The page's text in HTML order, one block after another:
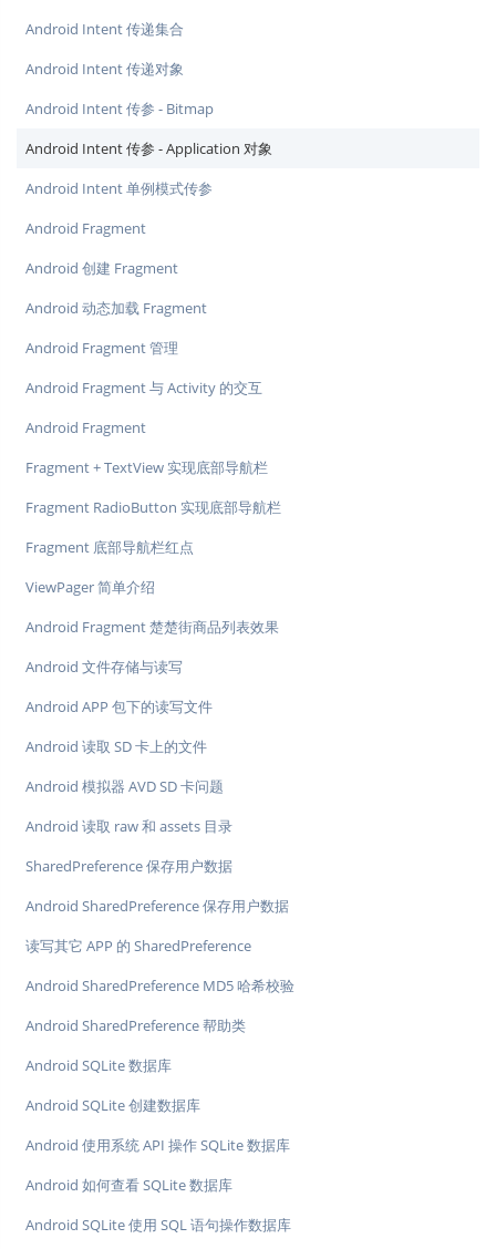
Android Intent 传递集合
Android Intent 传递对象
Android Intent 传参 - Bitmap
Android Intent 传参 - Application 对象
Android Intent 单例模式传参
Android Fragment
Android 创建 Fragment
Android 动态加载 Fragment
Android Fragment 管理
Android Fragment 与 Activity 的交互
Android Fragment
Fragment + TextView 实现底部导航栏
Fragment RadioButton 实现底部导航栏
Fragment 底部导航栏红点
ViewPager 简单介绍
Android Fragment 楚楚街商品列表效果
Android 文件存储与读写
Android APP 包下的读写文件
Android 读取 SD 卡上的文件
Android 模拟器 AVD SD 卡问题
Android 读取 raw 和 assets 目录
SharedPreference 保存用户数据
Android SharedPreference 保存用户数据
读写其它 APP 的 SharedPreference
Android SharedPreference MD5 哈希校验
Android SharedPreference 帮助类
Android SQLite 数据库
Android SQLite 创建数据库
Android 使用系统 API 操作 SQLite 数据库
Android 如何查看 SQLite 数据库
Android SQLite 使用 SQL 语句操作数据库